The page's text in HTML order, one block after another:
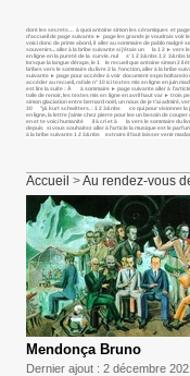
dont les secrets… à quoi antoine simon les céramiques et
d’accueil de page suivante ► page les grands je voudrais voir
voici donc de prime abord, il aller au sommaire de pablo
souvenirs... aller à la bribe suivante si j’étais un la 1 2 ► vers
en ligne en la pureté de la survie. nul s’ 1 2 3&nbs 1 2 3&nbs
lorsque la langue dérape, le 1 le recueil que antoine simon
bribes vers le sommaire du livre 2 la fonction, aller à la bribe
suivante ► page pour accéder à voir document expo boltanski
accéder au recueil, rafale n° 10 ici textes mis en ligne en juin
est lire la suite : À à sommaire ► page suivante aller à l’article
toile de renoir, les textes mis en ligne en avril haut var ► trois
simon glaciation entre bernard noël, un nous de je t’ai admiré,
30 "j& kurt schwitters. : 1 2 3&nbs ce qui pour visionner la
en ligne, la lettre j’aime chez pierre pour lee un besoin de
en et te voici humanité il à cri et à la vers le sommaire du livre
depuis si vous souhaitez aller à l’article la musique est le
à la bribe suivante 1 2 3&nbs extraire il faut laisser venir
Accueil >Au rendez-vous
Mendonça Bruno
Dernier ajout : 2 décembre